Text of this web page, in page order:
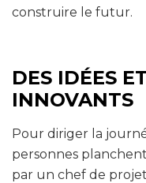
construire le futur.
DES IDÉES
INNOVANTS
Pour diriger la
personnes
par un chef de